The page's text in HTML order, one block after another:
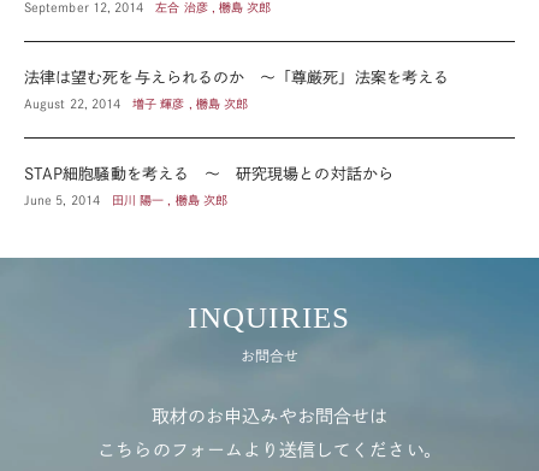
September 12, 2014 左合 治彦 , 橳島 次郎
法律は望む死を与えられるのか ～「尊厳死」法案を考える
August 22, 2014 増子 輝彦 , 橳島 次郎
STAP細胞騒動を考える ～ 研究現場との対話から
June 5, 2014 田川 陽一 , 橳島 次郎
INQUIRIES
お問合せ
取材のお申込みやお問合せは
こちらのフォームより送信してください。